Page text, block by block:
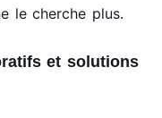
le cherche plus.
et solutions